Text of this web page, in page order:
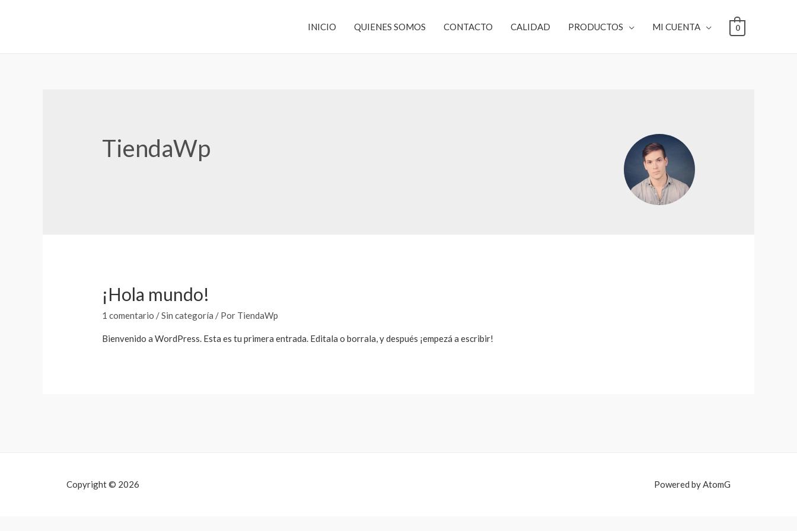
INICIO QUIENES SOMOS CONTACTO CALIDAD PRODUCTOS MI CUENTA 0
TiendaWp
¡Hola mundo!
1 comentario /Sin categoría / Por TiendaWp
Bienvenido a WordPress. Esta es tu primera entrada. Editala o borrala, y después ¡empezá a escribir!
Copyright © 2026 Powered by AtomG